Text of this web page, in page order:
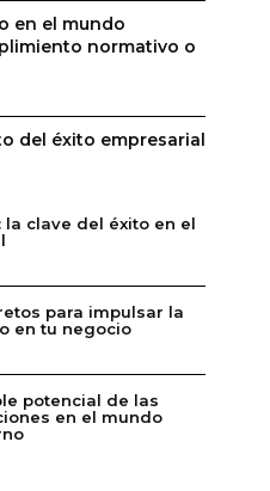
en el mundo
normativo o
del éxito empresarial
la clave del éxito en el
para impulsar la
en tu negocio
potencial de las
en el mundo